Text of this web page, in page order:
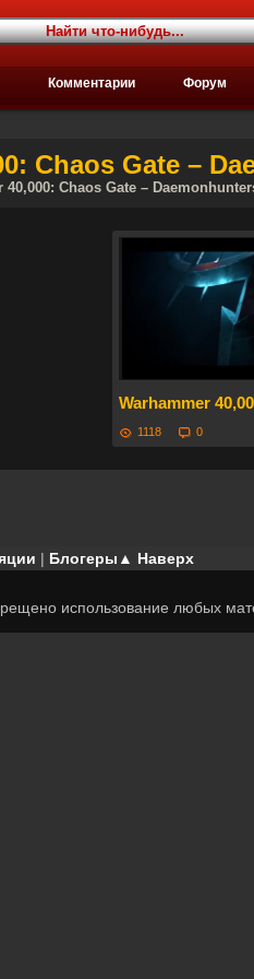
Комментарии Форум
Chaos Gate –
Chaos Gate –
Warhammer
1118 0
▲ Наверх
| Блогеры
использование любых